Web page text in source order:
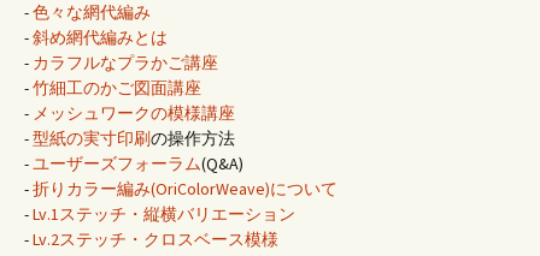
-色々な網代編み
-斜め網代編みとは
- カラフルなプラかご講座
-竹細工のかご図面講座
- メッシュワークの模様講座
-型紙の実寸印刷の操作方法
-ユーザーズフォーラム(Q&A)
-折りカラー編み(OriColorWeave)について
-Lv.1ステッチ・縦横バリエーション
-Lv.2ステッチ・クロスベース模様